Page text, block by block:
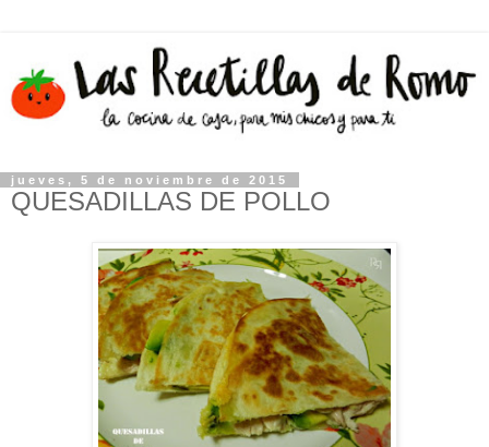
jueves, 5 de noviembre de 2015
QUESADILLAS DE POLLO